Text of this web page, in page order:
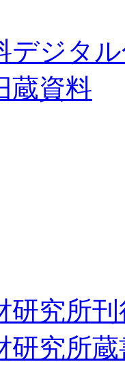
デジタ
蔵資料
研究所
研究所